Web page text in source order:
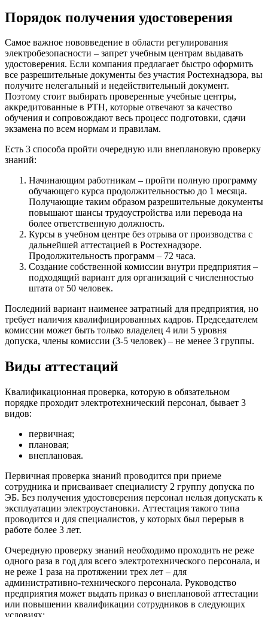
Порядок получения удостоверения
Самое важное нововведение в области регулирования
электробезопасности – запрет учебным центрам выдавать
удостоверения. Если компания предлагает быстро оформить
все разрешительные документы без участия Ростехнадзора, вы
получите нелегальный и недействительный документ.
Поэтому стоит выбирать проверенные учебные центры,
аккредитованные в РТН, которые отвечают за качество
обучения и сопровождают весь процесс подготовки, сдачи
экзамена по всем нормам и правилам.
Есть 3 способа пройти очередную или внеплановую проверку
знаний:
Начинающим работникам – пройти полную программу
обучающего курса продолжительностью до 1 месяца.
Получающие таким образом разрешительные документы
повышают шансы трудоустройства или перевода на
более ответственную должность.
Курсы в учебном центре без отрыва от производства с
дальнейшей аттестацией в Ростехнадзоре.
Продолжительность программ – 72 часа.
Создание собственной комиссии внутри предприятия –
подходящий вариант для организаций с численностью
штата от 50 человек.
Последний вариант наименее затратный для предприятия, но
требует наличия квалифицированных кадров. Председателем
комиссии может быть только владелец 4 или 5 уровня
допуска, члены комиссии (3-5 человек) – не менее 3 группы.
Виды аттестаций
Квалификационная проверка, которую в обязательном
порядке проходит электротехнический персонал, бывает 3
видов:
первичная;
плановая;
внеплановая.
Первичная проверка знаний проводится при приеме
сотрудника и присваивает специалисту 2 группу допуска по
ЭБ. Без получения удостоверения персонал нельзя допускать к
эксплуатации электроустановки. Аттестация такого типа
проводится и для специалистов, у которых был перерыв в
работе более 3 лет.
Очередную проверку знаний необходимо проходить не реже
одного раза в год для всего электротехнического персонала, и
не реже 1 раза на протяжении трех лет – для
административно-технического персонала. Руководство
предприятия может выдать приказ о внеплановой аттестации
или повышении квалификации сотрудников в следующих